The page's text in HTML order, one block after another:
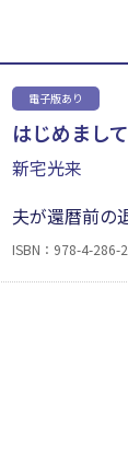
電子版あり
はじめまし
新宅光来
夫が還暦前の
り、混乱し、
が折れ、涙し
ISBN：978-4-286-